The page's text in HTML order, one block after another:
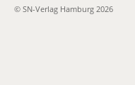
© SN-Verlag Hamburg 2026